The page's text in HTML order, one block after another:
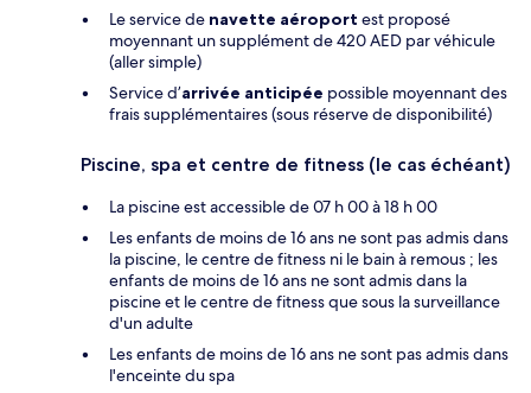
Le service de navette aéroport est proposé
moyennant un supplément de 420 AED par véhicule
(aller simple)
Service d’arrivée anticipée possible moyennant des
frais supplémentaires (sous réserve de disponibilité)
Piscine, spa et centre de fitness (le cas échéant)
La piscine est accessible de 07 h 00 à 18 h 00
Les enfants de moins de 16 ans ne sont pas admis dans
la piscine, le centre de fitness ni le bain à remous ; les
enfants de moins de 16 ans ne sont admis dans la
piscine et le centre de fitness que sous la surveillance
d'un adulte
Les enfants de moins de 16 ans ne sont pas admis dans
l'enceinte du spa